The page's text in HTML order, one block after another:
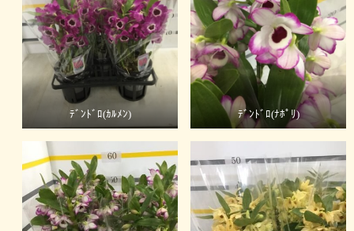
ﾃﾞﾝﾄﾞﾛ(ｶﾙﾒﾝ) ﾃﾞﾝﾄﾞﾛ(ﾅﾎﾟﾘ)